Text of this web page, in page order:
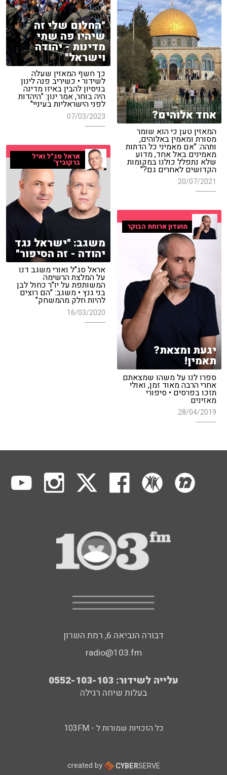
"החלום שלי זה
שיהיו פה שתי
מדינות - יהודה
וישראל"
כך חשף המאזין שעלה
לשידור • כשיריב פנה לינון
בניסיון להבין באיזו מדינה
היה בוחר, אמר ינון: "היהדות
לפני הישראליות בעיניי"
07/03/2023 אחד אלוהים?
המאזין טען כי הוא שומר
מסורת ומאמין באלוהים,
ותהה: "אם מאמיני כל הדתות
מאמינים באל אחד, מדוע
שלא נתפלל כולנו במקומות
הקדושים לאחרים גם?"
20/07/2021
אראל סג"ל ואיל
ברקוביץ'
משגב: "ישראל נגד
יהודה - זה הסיפור"
אראל סג"ל ואורי משגב דנו
על המלצת הרשימה
המשותפת על יו"ר כחול לבן
בני גנץ • משגב: "הם רוצים
להיות חלק מהמשחק"
16/03/2020
מועדון ארוחת הבוקר
יגעת ומצאת?
תאמין!
ספרו לנו על משהו שמצאתם
אחרי הרבה מאוד זמן, ואולי
תזכו בפרסים • סיפורי
מאזינים
28/04/2019
דבורה הנביאה 6, רמת השרון
radio@103.fm
עלייה לשידור: 0552-103-103
בעלות שיחה רגילה
כל הזכויות שמורות ל - 103FM
created by CYBERSERVE